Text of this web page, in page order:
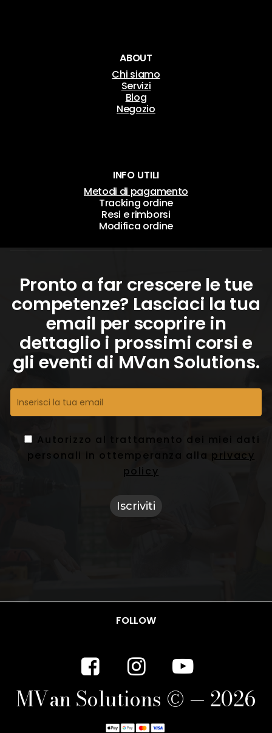
ABOUT
Chi siamo
Servizi
Blog
Negozio
INFO UTILI
Metodi di pagamento
Tracking ordine
Resi e rimborsi
Modifica ordine
Pronto a far crescere le tue
competenze? Lasciaci la tua
email per scoprire in
dettaglio i prossimi corsi e
gli eventi di MVan Solutions.
Autorizzo al trattamento dei miei dati
personali in ottemperanza alla privacy
policy
FOLLOW
MVanSolutions © — 2026